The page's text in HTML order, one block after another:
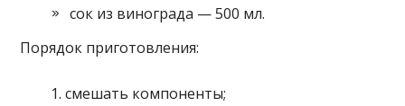
сок из винограда — 500 мл.
Порядок приготовления:
смешать компоненты;